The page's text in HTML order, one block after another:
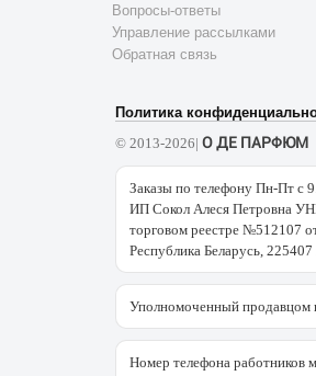
Вопросы-ответы
Управление рассылками
Обратная связь
Политика
© 2013-2026| О ДЕ ПАРФЮМ
Заказы по телефону Пн-Пт с
ИП Сокол Алеся Петровна
торговом реестре №512107
Республика Беларусь,
Уполномоченный продавцом
Номер телефона работников